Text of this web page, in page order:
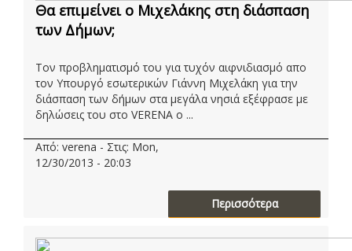
Θα επιμείνει ο Μιχελάκης στη διάσπαση
των Δήμων;
Τον προβληματισμό του για τυχόν αιφνιδιασμό απο
τον Υπουργό εσωτερικών Γιάννη Μιχελάκη για την
διάσπαση των δήμων στα μεγάλα νησιά εξέφρασε με
δηλώσεις του στο VERENA ο ...
Από: verena - Στις: Mon,
12/30/2013 - 20:03
Περισσότερα